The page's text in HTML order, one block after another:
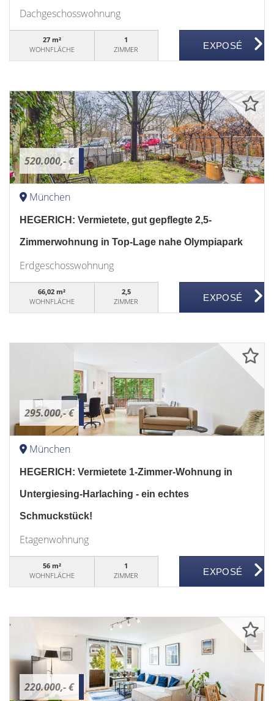
Dachgeschosswohnung
27 m²
WOHNFLÄCHE
1
ZIMMER
520.000,- €
München
HEGERICH: Vermietete, gut gepflegte 2,5-
Zimmerwohnung in Top-Lage nahe Olympiapark
Erdgeschosswohnung
66,02 m²
WOHNFLÄCHE
2,5
ZIMMER
295.000,- €
München
HEGERICH: Vermietete 1-Zimmer-Wohnung in
Untergiesing-Harlaching - ein echtes
Schmuckstück!
Etagenwohnung
56 m²
WOHNFLÄCHE
1
ZIMMER
220.000,- €